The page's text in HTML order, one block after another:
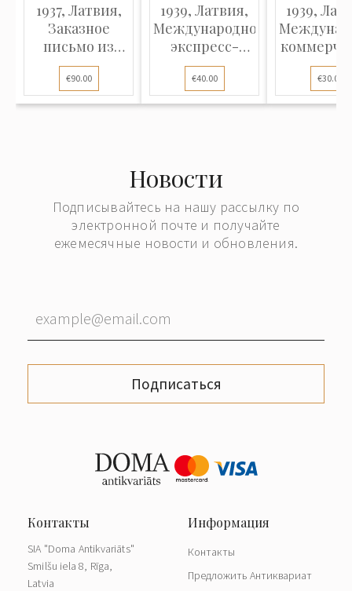
1937, Латвия,
Заказное
письмо из
Лиепаи
(Латвия) в
Леопольдвиль
€90.00
1939, Латвия,
Международное
экспресс-
письмо,
отправленное
из Риги в Вену
€40.00
1939,
из
€30.00
Новости
Подписывайтесь на нашу рассылку по
электронной почте и получайте
ежемесячные новости и обновления.
Подписаться
SIA "Doma Antikvariāts"
Smilšu iela 8, Rīga,
Latvia
Контакты
Предложить Антиквариат